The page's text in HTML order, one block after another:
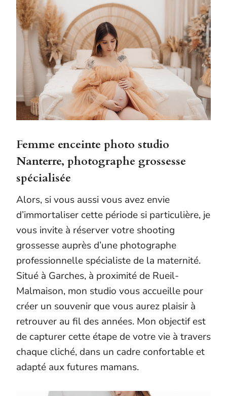
Femme enceinte photo studio
Nanterre, photographe grossesse
spécialisée
Alors, si vous aussi vous avez envie
d’immortaliser cette période si particulière, je
vous invite à réserver votre shooting
grossesse auprès d’une photographe
professionnelle spécialiste de la maternité.
Situé à Garches, à proximité de Rueil-
Malmaison, mon studio vous accueille pour
créer un souvenir que vous aurez plaisir à
retrouver au fil des années. Mon objectif est
de capturer cette étape de votre vie à travers
chaque cliché, dans un cadre confortable et
adapté aux futures mamans.